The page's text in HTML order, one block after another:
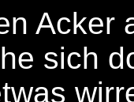
Acker
sich